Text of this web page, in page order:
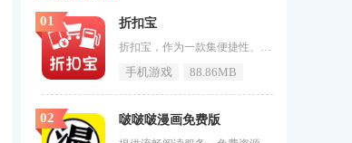
折扣宝
折扣宝，作为一款集便捷性、丰富性与优惠性于一体的网购平台，已经赢得了广大消费者的青睐。它不仅提供了海量的商品种类，让用户能够轻松找到心仪的商品，还通过大量的优惠券和促销活动，为用户带来了实实在在的购物优惠。无论是日常用品、时尚服饰，还是家居家电、美食特产，折扣宝都能满足用户的多样化需求。其个性化的推荐系统更是能够根据用户的购物历史和偏好，智能推送用户可能感兴趣的商品，让购物变得更加贴心和高效。折扣宝还注重用户体验，简洁明了的界面设计和流畅的购物流程，让用户能够享受到轻松愉快的
手机游戏 88.86MB
01
啵啵啵漫画免费版
02